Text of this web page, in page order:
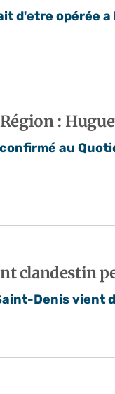
d'etre opérée
:
confirmé au
clandestin
Denis